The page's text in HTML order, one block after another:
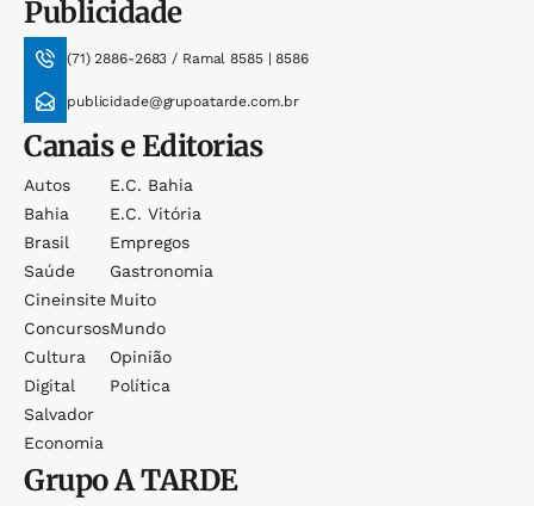
Publicidade
(71) 2886-2683 / Ramal 8585 | 8586
publicidade@grupoatarde.com.br
Canais e Editorias
Autos
Bahia
Brasil
Saúde
Cineinsite
Concursos
Cultura
Digital
Salvador
Economia
E.c. Bahia
E.c. Vitória
Empregos
Gastronomia
Muito
Mundo
Opinião
Política
GrupoA TARDE